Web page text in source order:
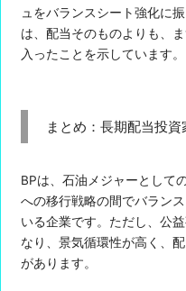
ュをバランスシート強化に
は、配当そのものよりも、
入ったことを示しています。
まとめ：長期配当投
BPは、石油メジャーとして
への移行戦略の間でバラン
いる企業です。ただし、公
なり、景気循環性が高く、
があります。